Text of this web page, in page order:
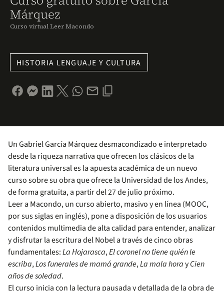
Márquez
Curso virtual Leer Macondo
HISTORIA LENGUAJE Y CULTURA
Un Gabriel García Márquez desmacondizado e interpretado
desde la riqueza narrativa que ofrecen los clásicos de la
literatura universal es la apuesta académica de un nuevo
curso sobre su obra que ofrece la Universidad de los Andes,
de forma gratuita, a partir del 27 de julio próximo.
Leer a Macondo, un curso abierto, masivo y en línea (MOOC,
por sus siglas en inglés), pone a disposición de los usuarios
contenidos multimedia de alta calidad para entender, analizar
y disfrutar la escritura del Nobel a través de cinco obras
fundamentales:La Hojarasca,El coronel no tiene quién le
escriba,Los funerales de mamá grande,La mala horayCien
años de soledad.
El curso inicia con la lectura pausada y detallada de la obra de